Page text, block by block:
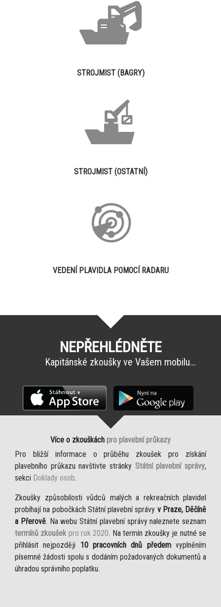
STROJMIST (BAGRY)
STROJMIST (OSTATNÍ)
VEDENÍ PLAVIDLA POMOCÍ RADARU
NEPŘEHLÉDNĚTE
Kapitánské zkoušky ve Vašem mobilu...
Více o zkouškách pro plavební průkazy
Pro bližší informace o průběhu zkoušek pro získání
plavebního průkazu navštivte stránky Státní plavební správy,
sekci Doklady osob.
Zkoušky způsobilosti vůdců malých a rekreačních plavidel
probíhají na pobočkách Státní plavební správy v Praze, Děčíně
a Přerově. Na webu Státní plavební správy naleznete seznam
termínů zkoušek pro rok 2020. Na termín zkoušky je nutné se
přihlásit nejpozději 10 pracovních dnů předemvyplněním
písemné žádosti spolu s dodáním požadovaných dokumentů a
úhradou správního poplatku.